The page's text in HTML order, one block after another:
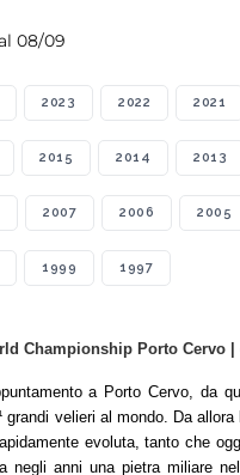
08/09
2023 2022 2021
2015 2014 2013
2007 2006 2005
1999 1997
Championship Porto Cervo |
a Porto Cervo, da
velieri al mondo. Da
evoluta, tanto che
negli anni una pietra miliare